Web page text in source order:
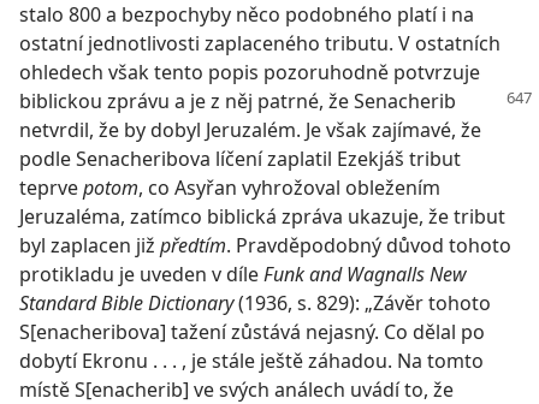
stalo 800 a bezpochyby něco podobného platí i na
ostatní jednotlivosti zaplaceného tributu. V ostatních
ohledech však tento popis pozoruhodně potvrzuje
biblickou zprávu a je z něj patrné, že Senacherib
netvrdil, že by dobyl Jeruzalém. Je však zajímavé, že
podle Senacheribova líčení zaplatil Ezekjáš tribut
teprvepotom, co Asyřan vyhrožoval obležením
Jeruzaléma, zatímco biblická zpráva ukazuje, že tribut
byl zaplacen již předtím. Pravděpodobný důvod tohoto
protikladu je uveden v díleFunk and Wagnalls New
Standard Bible Dictionary(1936, s. 829): „Závěr tohoto
S[enacheribova] tažení zůstává nejasný. Co dělal po
dobytí Ekronu . . . , je stále ještě záhadou. Na tomto
místě S[enacherib] ve svých análech uvádí to, že